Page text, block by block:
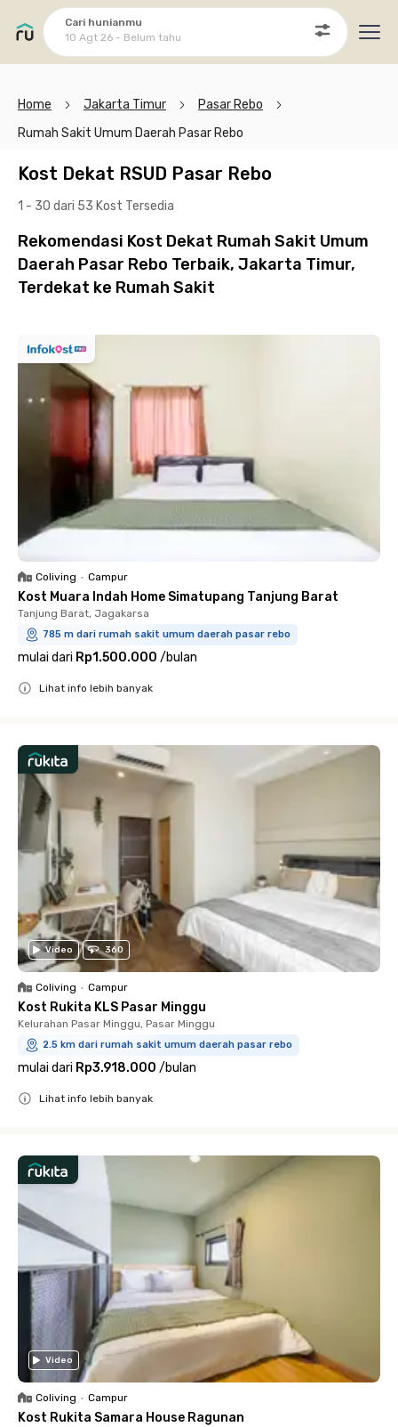
Cari hunianmu
10 Agt 26 - Belum tahu
Home Jakarta Timur
Pasar Rebo
Rumah Sakit Umum Daerah Pasar Rebo
Kost Dekat RSUD Pasar Rebo
1 - 30 dari 53 Kost Tersedia
Rekomendasi Kost Dekat Rumah Sakit Umum
Daerah Pasar Rebo Terbaik, Jakarta Timur,
Terdekat ke Rumah Sakit
Coliving • Campur
Kost Muara Indah Home Simatupang Tanjung Barat
Tanjung Barat, Jagakarsa
785 m dari rumah sakit umum daerah pasar rebo
mulai dari Rp1.500.000 /bulan
Lihat info lebih banyak
Video 360
Coliving • Campur
Kost Rukita KLS Pasar Minggu
Kelurahan Pasar Minggu, Pasar Minggu
2.5 km dari rumah sakit umum daerah pasar rebo
mulai dari Rp3.918.000 /bulan
Lihat info lebih banyak
Video
Coliving • Campur
Kost Rukita Samara House Ragunan